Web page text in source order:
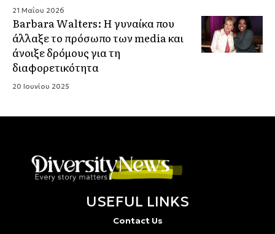
21 Μαΐου 2026
Barbara Walters: Η γυναίκα που
άλλαξε το πρόσωπο των media και
άνοιξε δρόμους για τη
διαφορετικότητα
20 Ιουνίου 2025
USEFUL LINKS
Contact Us